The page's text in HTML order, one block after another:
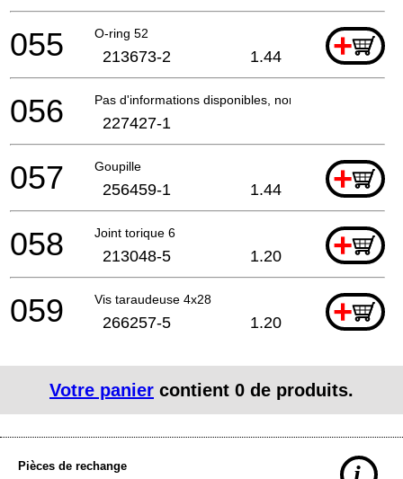
O-ring 52 +
055 213673-2 1.44
Pas d'informations disponibles, non commandable
056 227427-1
Goupille +
057 256459-1 1.44
Joint torique 6 +
058 213048-5 1.20
Vis taraudeuse 4x28 +
059 266257-5 1.20
Votre panier contient 0 de produits.
Pièces de rechange